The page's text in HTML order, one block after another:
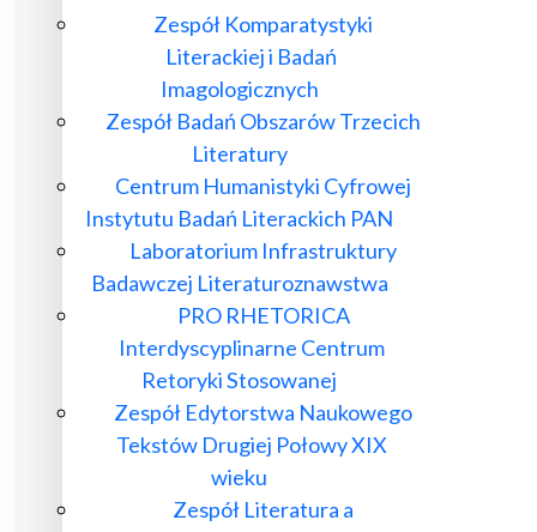
Zespół Komparatystyki
Literackiej i Badań
Imagologicznych
Zespół Badań Obszarów Trzecich
Literatury
Centrum Humanistyki Cyfrowej
Instytutu Badań Literackich PAN
Laboratorium Infrastruktury
Badawczej Literaturoznawstwa
PRO RHETORICA
Interdyscyplinarne Centrum
Retoryki Stosowanej
Zespół Edytorstwa Naukowego
Tekstów Drugiej Połowy XIX
wieku
Zespół Literatura a